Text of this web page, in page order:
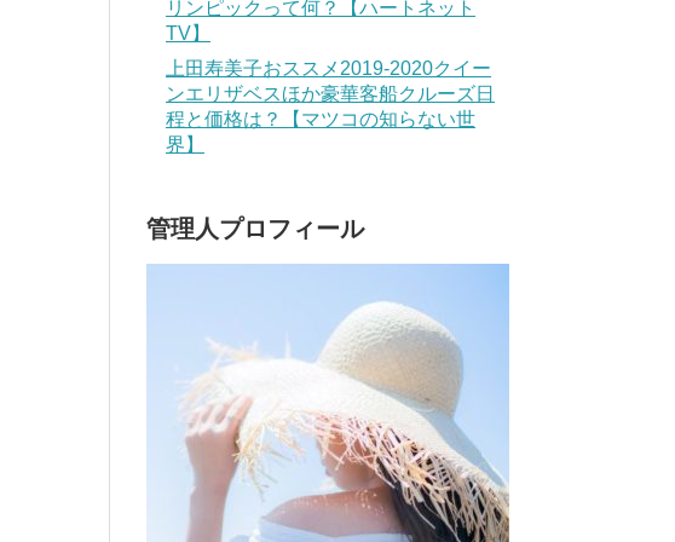
リンピックって何？【ハートネット
TV】
上田寿美子おススメ2019-2020クイー
ンエリザベスほか豪華客船クルーズ日
程と価格は？【マツコの知らない世
界】
管理人プロフィール